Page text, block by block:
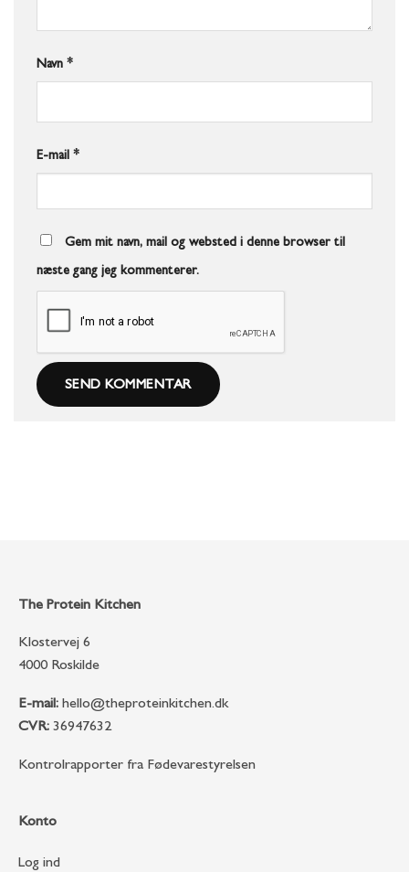
Navn *
E-mail *
Gem mit navn, mail og websted i denne browser til
næste gang jeg kommenterer.
The Protein Kitchen
Klostervej 6
4000 Roskilde
E-mail: hello@theproteinkitchen.dk
CVR:36947632
Kontrolrapporter fra Fødevarestyrelsen
Konto
Log ind